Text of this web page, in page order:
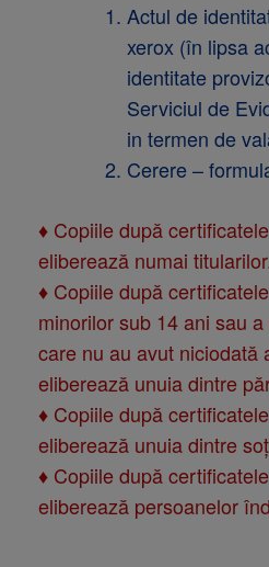
Actul de
xerox (în lipsa
identitate
Serviciul de
in termen de
Cerere –
♦ Copiile după
eliberează numai
♦ Copiile după
minorilor sub 14 ani sau
care nu au avut niciodată
eliberează unuia dintre
♦ Copiile după
eliberează unuia dintre
♦ Copiile după
eliberează persoanelor